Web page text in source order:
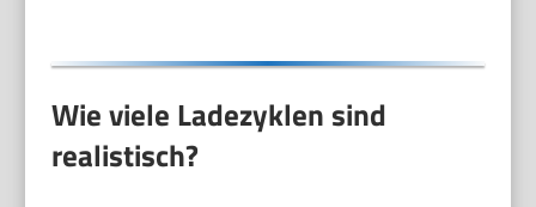
Wie viele Ladezyklen sind
realistisch?